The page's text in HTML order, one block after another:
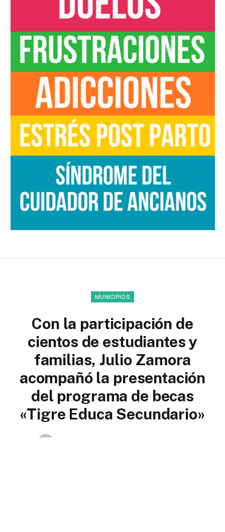
MUNICIPIOS
Con la participación de
cientos de estudiantes y
familias, Julio Zamora
acompañó la presentación
del programa de becas
«Tigre Educa Secundario»